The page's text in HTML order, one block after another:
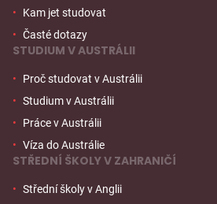
Kam jet studovat
Časté dotazy
STUDIUM V AUSTRÁLII
Proč studovat v Austrálii
Studium v Austrálii
Práce v Austrálii
Víza do Austrálie
STŘEDNÍ ŠKOLY V ZAHRANIČÍ
Střední školy v Anglii